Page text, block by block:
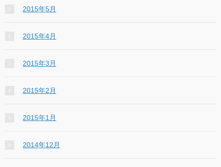
2015年5月
2015年4月
2015年3月
2015年2月
2015年1月
2014年12月